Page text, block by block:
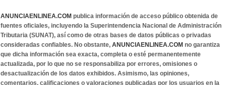
ANUNCIAENLINEA.COM publica información de acceso público obtenida de
fuentes oficiales, incluyendo la Superintendencia Nacional de Administración
Tributaria (SUNAT), así como de otras bases de datos públicas o privadas
consideradas confiables. No obstante, ANUNCIAENLINEA.COM no garantiza
que dicha información sea exacta, completa o esté permanentemente
actualizada, por lo que no se responsabiliza por errores, omisiones o
desactualización de los datos exhibidos. Asimismo, las opiniones,
comentarios, calificaciones o valoraciones publicadas por los usuarios en la